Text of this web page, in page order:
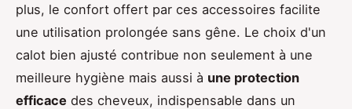
plus, le confort offert par ces accessoires facilite
une utilisation prolongée sans gêne. Le choix d'un
calot bien ajusté contribue non seulement à une
meilleure hygiène mais aussi à une protection
efficace des cheveux, indispensable dans un